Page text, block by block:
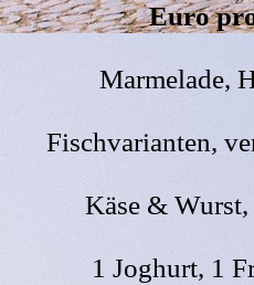
Euro
Marmelade,
Fischvarianten,
Käse &
1 Joghurt, 1